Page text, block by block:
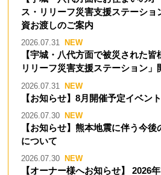
ス・リリーフ災害支援ステーショ
資お渡しのご案内
2026.07.31
【宇城・八代方面で被災された皆
リリーフ災害支援ステーション」
2026.07.31
【お知らせ】8月開催予定イベン
2026.07.30
【お知らせ】熊本地震に伴う今
について
2026.07.30
【オーナー様へお知らせ】 2026